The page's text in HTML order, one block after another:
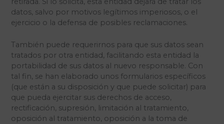
datos, salvo por motivos legítimos imperiosos, o el
ejercicio o la defensa de posibles reclamaciones.
También puede requerirnos para que sus datos sean
tratados por otra entidad, facilitando esta entidad la
portabilidad de sus datos al nuevo responsable. Con
tal fin, se han elaborado unos formularios específicos
(que están a su disposición y que puede solicitar) para
que pueda ejercitar sus derechos de acceso,
rectificación, supresión, limitación al tratamiento,
oposición al tratamiento, oposición a la toma de